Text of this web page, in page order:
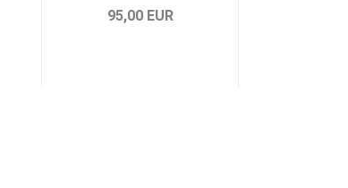
95,00 EUR